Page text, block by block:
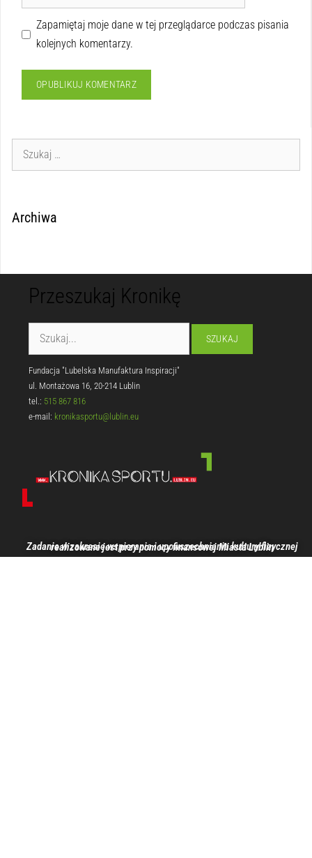
Zapamiętaj moje dane w tej przeglądarce podczas pisania
kolejnych komentarzy.
Archiwa
Przeszukaj Kronikę
Fundacja "Lubelska Manufaktura Inspiracji"
ul. Montażowa 16, 20-214 Lublin
tel.: 515 867 816
e-mail: kronikasportu@lublin.eu
Zadanie w zakresie wspierania i upowszechniania kultury fizycznej realizowane jest przy pomocy finansowej Miasta Lublin